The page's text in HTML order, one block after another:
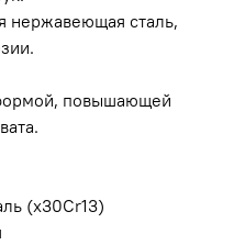
нержавеющая сталь,
повышающей
(x30Cr13)